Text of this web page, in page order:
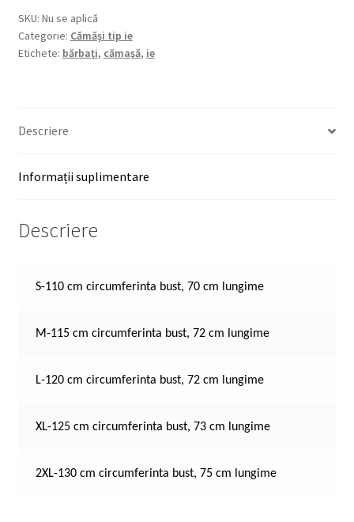
ŞTEFAN
SKU: Nu se aplică
Categorie: Cămăşi tip ie
Etichete: bărbaţi, cămaşă, ie
Descriere
Informații suplimentare
Descriere
S-110 cm circumferinta bust, 70 cm lungime
M-115 cm circumferinta bust, 72 cm lungime
L-120 cm circumferinta bust, 72 cm lungime
XL-125 cm circumferinta bust, 73 cm lungime
2XL-130 cm circumferinta bust, 75 cm lungime